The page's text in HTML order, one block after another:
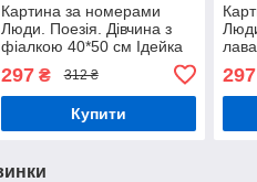
Картина за номерами
Люди. Поезія. Дівчина з
фіалкою 40*50 см Ідейка
297₴ 312 ₴
Купити
297